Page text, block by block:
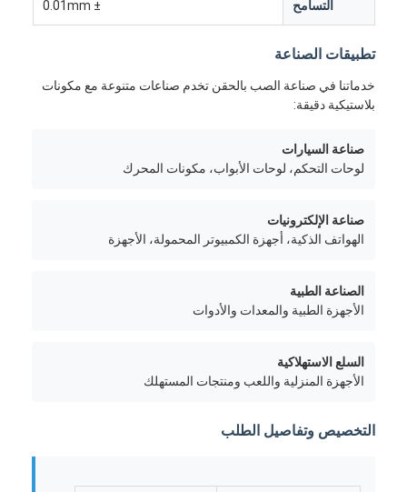
بيت
أشرطة فيديو
معلومات عنا
التسامح ± 0.01mm
تطبيقات الصناعة
خدماتنا في صناعة الصب بالحقن تخدم صناعات متنوعة مع مكونات
بلاستيكية دقيقة:
صناعة السيارات
لوحات التحكم، لوحات الأبواب، مكونات المحرك
صناعة الإلكترونيات
الهواتف الذكية، أجهزة الكمبيوتر المحمولة، الأجهزة
الصناعة الطبية
الأجهزة الطبية والمعدات والأدوات
السلع الاستهلاكية
الأجهزة المنزلية واللعب ومنتجات المستهلك
التخصيص وتفاصيل الطلب